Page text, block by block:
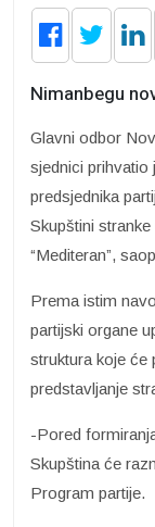
Nimanbegu
Glavni odbor
sjednici prihvatio
predsjednika
Skupštini
“Mediteran”,
Prema istim
partijski organe
struktura koje će
predstavljanje
-Pored
Skupština će
Program partije.